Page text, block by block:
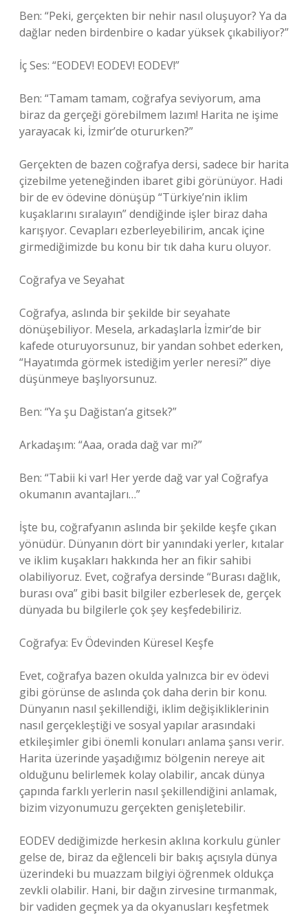
Ben: “Peki, gerçekten bir nehir nasıl oluşuyor? Ya da
dağlar neden birdenbire o kadar yüksek çıkabiliyor?”
İç Ses: “EODEV! EODEV! EODEV!”
Ben: “Tamam tamam, coğrafya seviyorum, ama
biraz da gerçeği görebilmem lazım! Harita ne işime
yarayacak ki, İzmir’de otururken?”
Gerçekten de bazen coğrafya dersi, sadece bir harita
çizebilme yeteneğinden ibaret gibi görünüyor. Hadi
bir de ev ödevine dönüşüp “Türkiye’nin iklim
kuşaklarını sıralayın” dendiğinde işler biraz daha
karışıyor. Cevapları ezberleyebilirim, ancak içine
girmediğimizde bu konu bir tık daha kuru oluyor.
Coğrafya ve Seyahat
Coğrafya, aslında bir şekilde bir seyahate
dönüşebiliyor. Mesela, arkadaşlarla İzmir’de bir
kafede oturuyorsunuz, bir yandan sohbet ederken,
“Hayatımda görmek istediğim yerler neresi?” diye
düşünmeye başlıyorsunuz.
Ben: “Ya şu Dağistan’a gitsek?”
Arkadaşım: “Aaa, orada dağ var mı?”
Ben: “Tabii ki var! Her yerde dağ var ya! Coğrafya
okumanın avantajları…”
İşte bu, coğrafyanın aslında bir şekilde keşfe çıkan
yönüdür. Dünyanın dört bir yanındaki yerler, kıtalar
ve iklim kuşakları hakkında her an fikir sahibi
olabiliyoruz. Evet, coğrafya dersinde “Burası dağlık,
burası ova” gibi basit bilgiler ezberlesek de, gerçek
dünyada bu bilgilerle çok şey keşfedebiliriz.
Coğrafya: Ev Ödevinden Küresel Keşfe
Evet, coğrafya bazen okulda yalnızca bir ev ödevi
gibi görünse de aslında çok daha derin bir konu.
Dünyanın nasıl şekillendiği, iklim değişikliklerinin
nasıl gerçekleştiği ve sosyal yapılar arasındaki
etkileşimler gibi önemli konuları anlama şansı verir.
Harita üzerinde yaşadığımız bölgenin nereye ait
olduğunu belirlemek kolay olabilir, ancak dünya
çapında farklı yerlerin nasıl şekillendiğini anlamak,
bizim vizyonumuzu gerçekten genişletebilir.
EODEV dediğimizde herkesin aklına korkulu günler
gelse de, biraz da eğlenceli bir bakış açısıyla dünya
üzerindeki bu muazzam bilgiyi öğrenmek oldukça
zevkli olabilir. Hani, bir dağın zirvesine tırmanmak,
bir vadiden geçmek ya da okyanusları keşfetmek